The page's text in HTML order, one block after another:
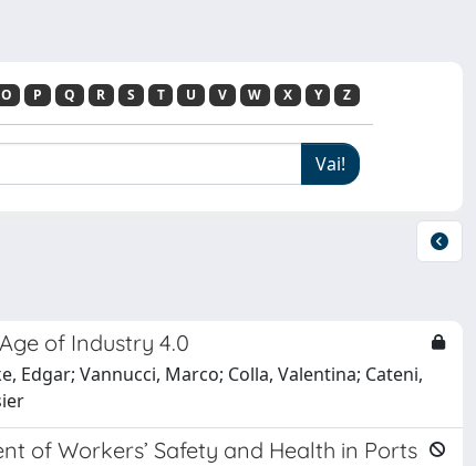
O P Q R S T U V W X Y Z
of Industry 4.0
Edgar; Vannucci, Marco; Colla, Valentina; Cateni,
of Workers’ Safety and Health in Ports